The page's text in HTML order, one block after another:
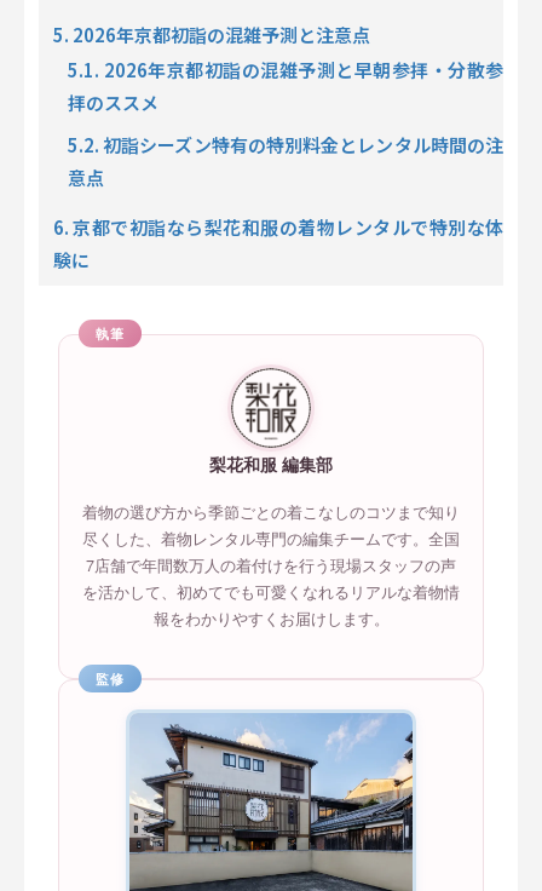
5. 2026年京都初詣の混雑予測と注意点
5.1. 2026年京都初詣の混雑予測と早朝参拝・分散参
拝のススメ
5.2. 初詣シーズン特有の特別料金とレンタル時間の注
意点
6. 京都で初詣なら梨花和服の着物レンタルで特別な体
験に
執筆
梨花和服 編集部
着物の選び方から季節ごとの着こなしのコツまで知り
尽くした、着物レンタル専門の編集チームです。全国
7店舗で年間数万人の着付けを行う現場スタッフの声
を活かして、初めてでも可愛くなれるリアルな着物情
報をわかりやすくお届けします。
監修